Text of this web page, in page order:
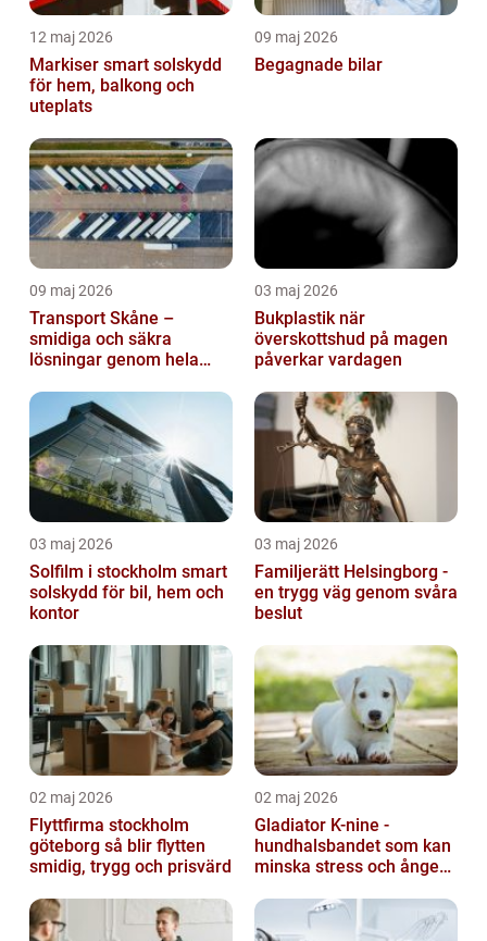
12 maj 2026
Markiser smart solskydd
för hem, balkong och
uteplats
09 maj 2026
Begagnade bilar
09 maj 2026
Transport Skåne –
smidiga och säkra
lösningar genom hela
03 maj 2026
Bukplastik när
överskottshud på magen
påverkar vardagen
03 maj 2026
Solfilm i stockholm smart
solskydd för bil, hem och
kontor
03 maj 2026
Familjerätt Helsingborg -
en trygg väg genom svåra
beslut
02 maj 2026
Flyttfirma stockholm
göteborg så blir flytten
smidig, trygg och prisvärd
02 maj 2026
Gladiator K-nine -
hundhalsbandet som kan
minska stress och ångest